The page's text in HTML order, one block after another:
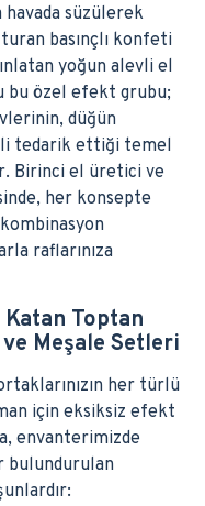
havada süzülerek
basınçlı konfeti
yoğun alevli el
bu özel efekt grubu;
düğün
tedarik ettiği temel
Birinci el üretici ve
her konsepte
raflarınıza
Toptan
Meşale Setleri
her türlü
için eksiksiz efekt
envanterimizde
bulundurulan